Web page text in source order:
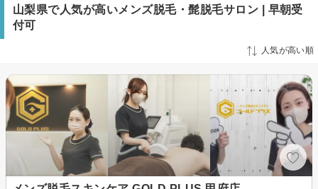
山梨県で人気が高いメンズ脱毛・髭脱毛サロン | 早朝受
付可
人気が高い順